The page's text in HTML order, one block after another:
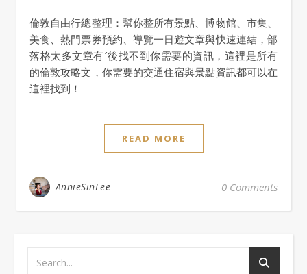
倫敦自由行總整理：幫你整所有景點、博物館、市集、
美食、熱門票券預約、導覽一日遊文章與快速連結，部
落格太多文章有ˊ後找不到你需要的資訊，這裡是所有
的倫敦攻略文，你需要的交通住宿與景點資訊都可以在
這裡找到！
READ MORE
AnnieSinLee 0 Comments